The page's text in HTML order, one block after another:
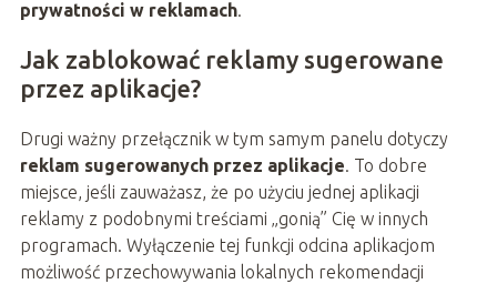
prywatności w reklamach.
Jak zablokować reklamy sugerowane
przez aplikacje?
Drugi ważny przełącznik w tym samym panelu dotyczy
reklam sugerowanych przez aplikacje. To dobre
miejsce, jeśli zauważasz, że po użyciu jednej aplikacji
reklamy z podobnymi treściami „gonią” Cię w innych
programach. Wyłączenie tej funkcji odcina aplikacjom
możliwość przechowywania lokalnych rekomendacji